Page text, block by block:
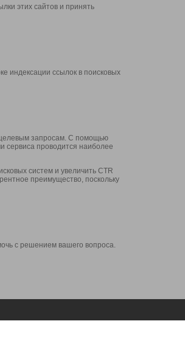
этих сайтов и принять
индексации ссылок в поисковых
целевым запросам. С помощью
сервиса проводится наиболее
систем и увеличить CTR
преимущество, поскольку
с решением вашего вопроса.